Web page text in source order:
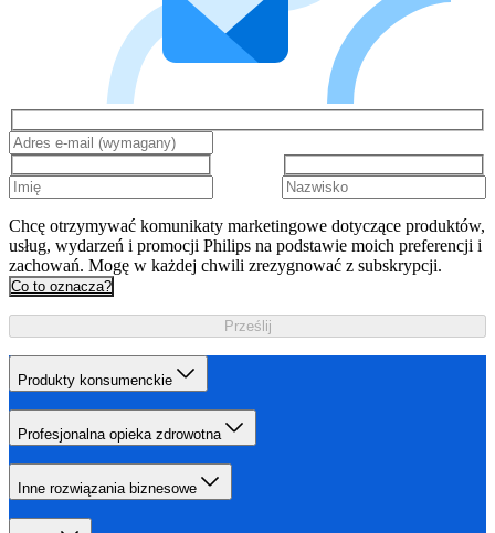
Chcę otrzymywać komunikaty marketingowe dotyczące produktów,
usług, wydarzeń i promocji Philips na podstawie moich preferencji i
zachowań. Mogę w każdej chwili zrezygnować z subskrypcji.
Co to oznacza?
Prześlij
Produkty konsumenckie
Profesjonalna opieka zdrowotna
Inne rozwiązania biznesowe